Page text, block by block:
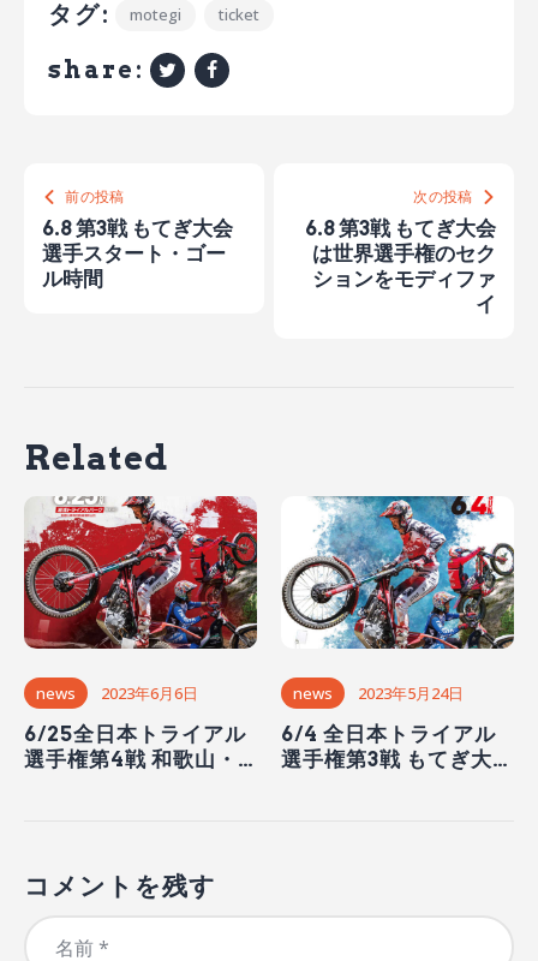
タグ: motegi ticket
share:
前の投稿
6.8 第3戦 もてぎ大会
選手スタート・ゴー
ル時間
次の投稿
6.8 第3戦 もてぎ大会
は世界選手権のセク
ションをモディファ
イ
Related
news 2023年6月6日
6/25全日本トライアル
選手権第4戦 和歌山・
news 2023年5月24日
6/4 全日本トライアル
選手権第3戦 もてぎ大会
コメントを残す